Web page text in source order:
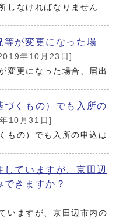
しなければなりません
等が変更になった場
年10月23日]
変更になった場合、届出
づくもの）でも入所の
10月31日]
もの）でも入所の申込は
ていますが、京田辺
きますか？
いますが、京田辺市内の